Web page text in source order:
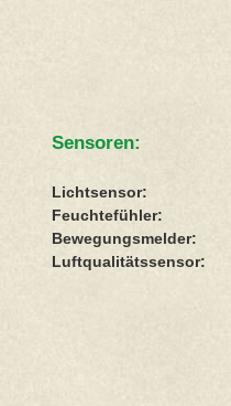
Sensoren:
Lichtsensor:
Feuchtefühler:
Bewegungsmelder:
Luftqualitätssensor: